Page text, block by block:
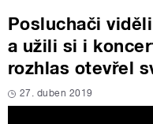
Posluchači
a užili si i
rozhlas otevřel
27. duben 2019